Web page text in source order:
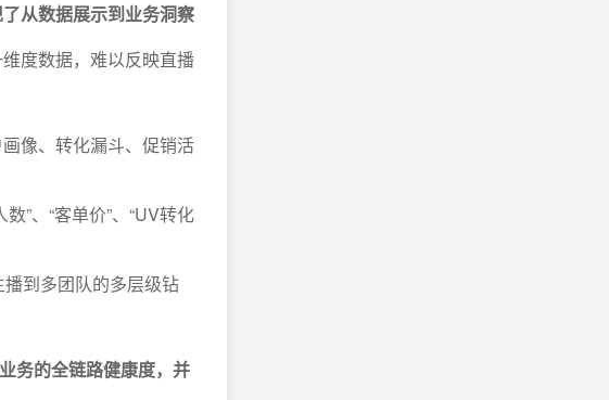
从数据展示到业务洞察
度数据，难以反映直播
像、转化漏斗、促销活
”、“客单价”、“UV转化
到多团队的多层级钻
务的全链路健康度，并